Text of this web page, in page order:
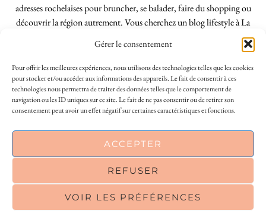
This site uses cookies to deliver its services
agree to its use of cookies. Learn more
OK
Gérer le consentement
Pour offrir les meilleures expériences, nous utilisons des technologies telles que les cookies
pour stocker et/ou accéder aux informations des appareils. Le fait de consentir à ces
technologies nous permettra de traiter des données telles que le comportement de
navigation ou les ID uniques sur ce site. Le fait de ne pas consentir ou de retirer son
consentement peut avoir un effet négatif sur certaines caractéristiques et fonctions.
ACCEPTER
REFUSER
VOIR LES PRÉFÉRENCES
adresses rochelaises pour bruncher, se balader, faire du shopping ou
découvrir la région autrement. Vous cherchez un blog lifestyle à La
Rochelle, tenu par une locale ? Vous êtes au bon endroit. Que vous
soyez Rochelais·e ou de passage dans notre belle ville, j’espère que mes
articles vous aideront à profiter de La Rochelle comme un·e vrai·e
initié·e. !
© 2026LE SO GIRLY BLOG